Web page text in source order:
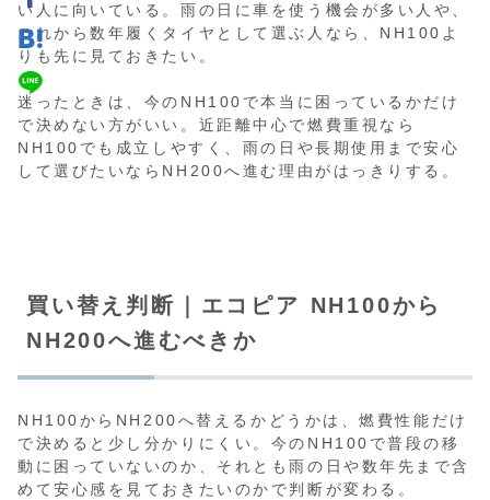
い人に向いている。雨の日に車を使う機会が多い人や、
これから数年履くタイヤとして選ぶ人なら、NH100よ
りも先に見ておきたい。
迷ったときは、今のNH100で本当に困っているかだけ
で決めない方がいい。近距離中心で燃費重視なら
NH100でも成立しやすく、雨の日や長期使用まで安心
して選びたいならNH200へ進む理由がはっきりする。
買い替え判断｜エコピア NH100から
NH200へ進むべきか
NH100からNH200へ替えるかどうかは、燃費性能だけ
で決めると少し分かりにくい。今のNH100で普段の移
動に困っていないのか、それとも雨の日や数年先まで含
めて安心感を見ておきたいのかで判断が変わる。